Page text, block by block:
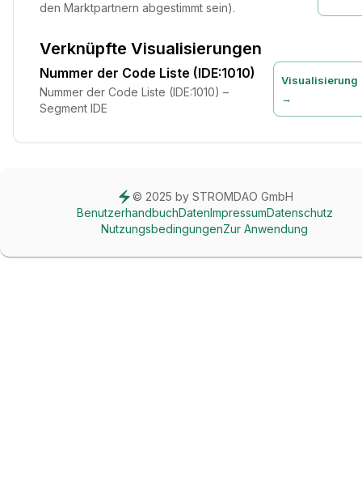
den Marktpartnern abgestimmt sein).
Verknüpfte Visualisierungen
Nummer der Code Liste (IDE:1010)
Nummer der Code Liste (IDE:1010) –
Segment IDE
Visualisierung
→
© 2025 by STROMDAO GmbH
BenutzerhandbuchDatenImpressumDatenschutz
NutzungsbedingungenZur Anwendung